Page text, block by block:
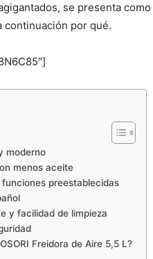
se presenta
continuación por qué.
moderno
menos aceite
preestablecidas
y facilidad de limpieza
Freidora de Aire 5,5 L?